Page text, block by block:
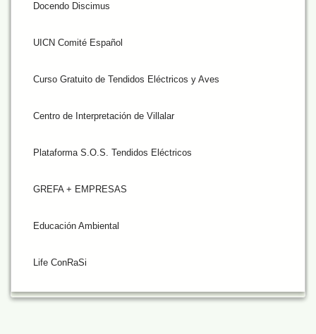
Docendo Discimus
UICN Comité Español
Curso Gratuito de Tendidos Eléctricos y Aves
Centro de Interpretación de Villalar
Plataforma S.O.S. Tendidos Eléctricos
GREFA + EMPRESAS
Educación Ambiental
Life ConRaSi